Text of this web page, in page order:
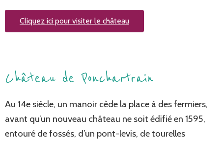
Cliquez ici pour visiter le château
Château de Ponchartrain
Au 14e siècle, un manoir cède la place à des fermiers,
avant qu’un nouveau château ne soit édifié en 1595,
entouré de fossés, d’un pont-levis, de tourelles